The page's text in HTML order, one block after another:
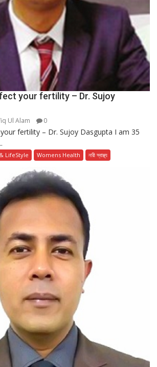
your fertility – Dr. Sujoy
Ul Alam 0
fertility – Dr. Sujoy Dasgupta I am 35
LifeStyle Womens Health নারী স্বাস্থ্য